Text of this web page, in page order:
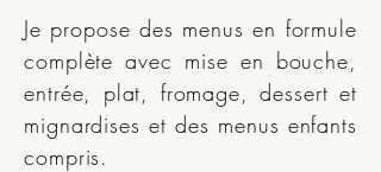
Je propose des menus en formule
complète avec mise en bouche,
entrée, plat, fromage, dessert et
mignardises et des menus enfants
compris.